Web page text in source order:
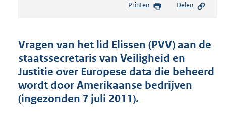
s
d
s
g
r
o
Printen Delen
Vragen van het lid Elissen (PVV) aan de
staatssecretaris van Veiligheid en
Justitie over Europese data die beheerd
wordt door Amerikaanse bedrijven
(ingezonden 7 juli 2011).